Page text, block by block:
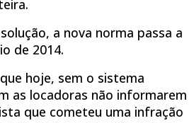
a nova norma passa a
de 2014.
hoje, sem o sistema
as locadoras não informarem
que cometeu uma infração